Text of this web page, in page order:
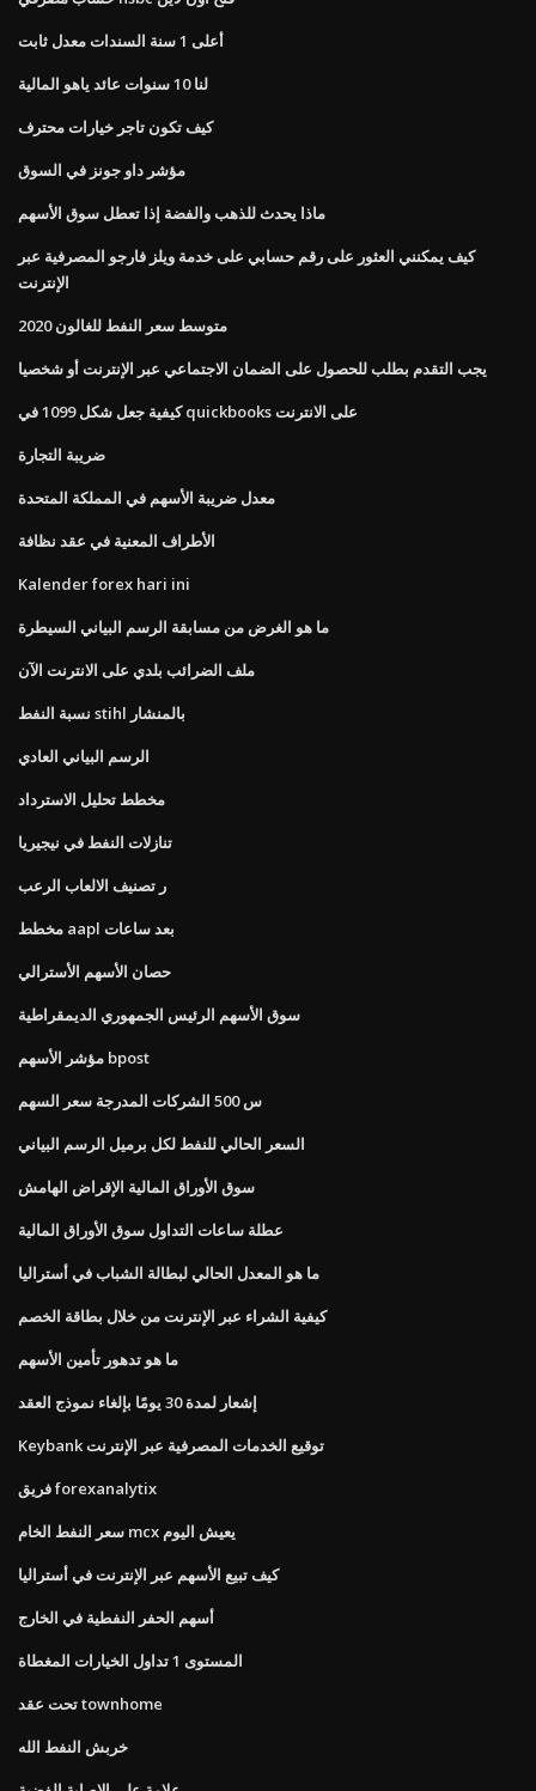
أعلى 1 سنة السندات معدل ثابت
لنا 10 سنوات عائد ياهو المالية
كيف تكون تاجر خيارات محترف
مؤشر داو جونز في السوق
ماذا يحدث للذهب والفضة إذا تعطل سوق الأسهم
كيف يمكنني العثور على رقم حسابي على خدمة ويلز فارجو المصرفية عبر
الإنترنت
متوسط ​​سعر النفط للغالون 2020
يجب التقدم بطلب للحصول على الضمان الاجتماعي عبر الإنترنت أو شخصيا
كيفية جعل شكل 1099 في quickbooks على الانترنت
ضريبة التجارة
معدل ضريبة الأسهم في المملكة المتحدة
الأطراف المعنية في عقد نظافة
Kalender forex hari ini
ما هو الغرض من مسابقة الرسم البياني السيطرة
ملف الضرائب بلدي على الانترنت الآن
نسبة النفط stihl بالمنشار
الرسم البياني العادي
مخطط تحليل الاسترداد
تنازلات النفط في نيجيريا
ر تصنيف الالعاب الرعب
مخطط aapl بعد ساعات
حصان الأسهم الأسترالي
سوق الأسهم الرئيس الجمهوري الديمقراطية
مؤشر الأسهم bpost
س 500 الشركات المدرجة سعر السهم
السعر الحالي للنفط لكل برميل الرسم البياني
سوق الأوراق المالية الإقراض الهامش
عطلة ساعات التداول سوق الأوراق المالية
ما هو المعدل الحالي لبطالة الشباب في أستراليا
كيفية الشراء عبر الإنترنت من خلال بطاقة الخصم
ما هو تدهور تأمين الأسهم
إشعار لمدة 30 يومًا بإلغاء نموذج العقد
Keybank توقيع الخدمات المصرفية عبر الإنترنت
فريق forexanalytix
سعر النفط الخام mcx يعيش اليوم
كيف تبيع الأسهم عبر الإنترنت في أستراليا
أسهم الحفر النفطية في الخارج
المستوى 1 تداول الخيارات المغطاة
تحت عقد townhome
خربش النفط الله